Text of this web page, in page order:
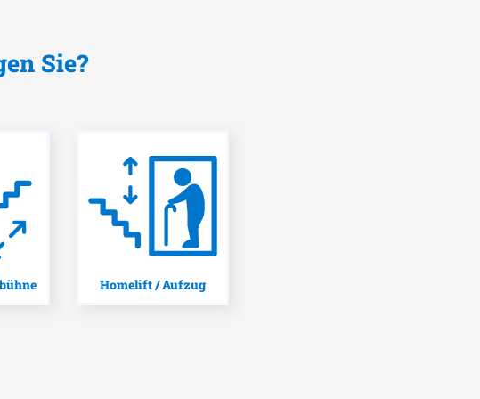
Sie?
Homelift / Aufzug